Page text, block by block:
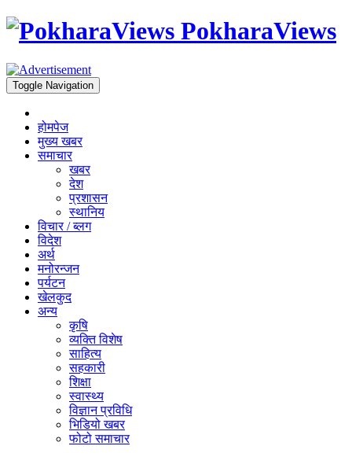
PokharaViews
Toggle Navigation
होमपेज
मुख्य खबर
समाचार
खबर
देश
प्रशासन
स्थानिय
विचार / ब्लग
विदेश
अर्थ
मनोरन्जन
पर्यटन
खेलकुद
अन्य
कृषि
व्यक्ति विशेष
साहित्य
सहकारी
शिक्षा
स्वास्थ्य
विज्ञान प्रविधि
भिडियो खबर
फोटो समाचार